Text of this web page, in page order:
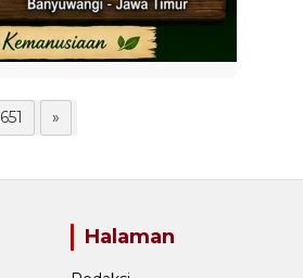
651 »
Halaman